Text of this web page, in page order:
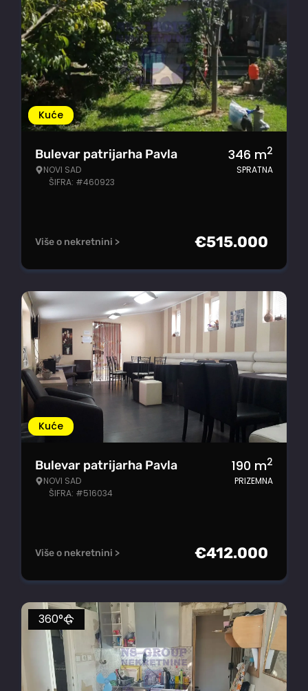
Kuće
Bulevar patrijarha Pavla
NOVI SAD
ŠIFRA: #460923
346 m2
SPRATNA
Više o nekretnini > €515.000
Kuće
Bulevar patrijarha Pavla
NOVI SAD
ŠIFRA: #516034
190 m2
PRIZEMNA
Više o nekretnini > €412.000
360°